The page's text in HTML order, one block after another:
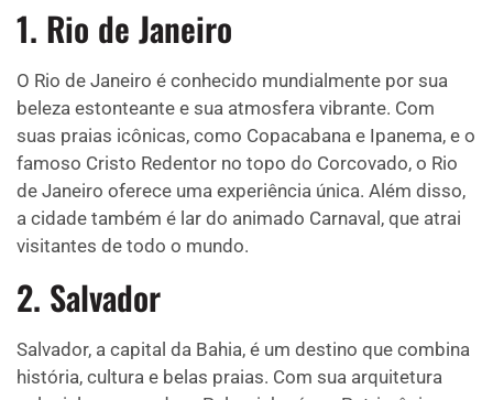
1. Rio de Janeiro
O Rio de Janeiro é conhecido mundialmente por sua
beleza estonteante e sua atmosfera vibrante. Com
suas praias icônicas, como Copacabana e Ipanema, e o
famoso Cristo Redentor no topo do Corcovado, o Rio
de Janeiro oferece uma experiência única. Além disso,
a cidade também é lar do animado Carnaval, que atrai
visitantes de todo o mundo.
2. Salvador
Salvador, a capital da Bahia, é um destino que combina
história, cultura e belas praias. Com sua arquitetura